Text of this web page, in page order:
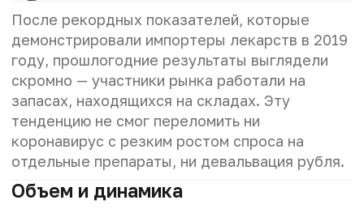
После рекордных показателей, которые
демонстрировали импортеры лекарств в 2019
году, прошлогодние результаты выглядели
скромно — участники рынка работали на
запасах, находящихся на складах. Эту
тенденцию не смог переломить ни
коронавирус с резким ростом спроса на
отдельные препараты, ни девальвация рубля.
Объем и динамика